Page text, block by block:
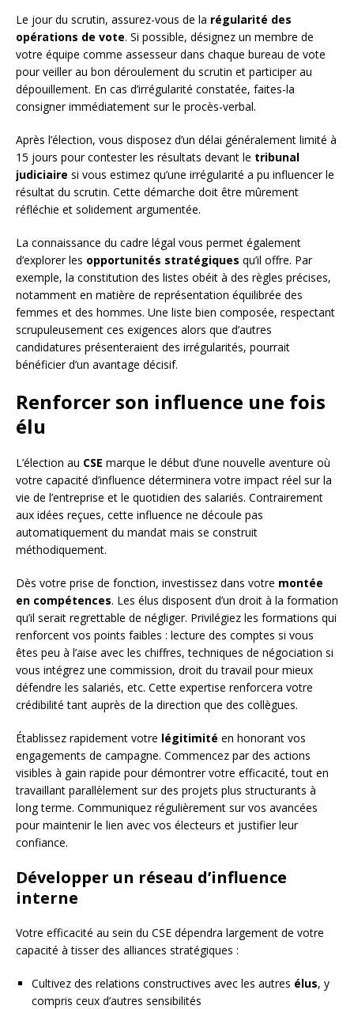
Le jour du scrutin, assurez-vous de la régularité des
opérations de vote. Si possible, désignez un membre de
votre équipe comme assesseur dans chaque bureau de vote
pour veiller au bon déroulement du scrutin et participer au
dépouillement. En cas d’irrégularité constatée, faites-la
consigner immédiatement sur le procès-verbal.
Après l’élection, vous disposez d’un délai généralement limité à
15 jours pour contester les résultats devant le tribunal
judiciaire si vous estimez qu’une irrégularité a pu influencer le
résultat du scrutin. Cette démarche doit être mûrement
réfléchie et solidement argumentée.
La connaissance du cadre légal vous permet également
d’explorer les opportunités stratégiques qu’il offre. Par
exemple, la constitution des listes obéit à des règles précises,
notamment en matière de représentation équilibrée des
femmes et des hommes. Une liste bien composée, respectant
scrupuleusement ces exigences alors que d’autres
candidatures présenteraient des irrégularités, pourrait
bénéficier d’un avantage décisif.
Renforcer son influence une fois
élu
L’élection au CSE marque le début d’une nouvelle aventure où
votre capacité d’influence déterminera votre impact réel sur la
vie de l’entreprise et le quotidien des salariés. Contrairement
aux idées reçues, cette influence ne découle pas
automatiquement du mandat mais se construit
méthodiquement.
Dès votre prise de fonction, investissez dans votre montée
en compétences. Les élus disposent d’un droit à la formation
qu’il serait regrettable de négliger. Privilégiez les formations qui
renforcent vos points faibles : lecture des comptes si vous
êtes peu à l’aise avec les chiffres, techniques de négociation si
vous intégrez une commission, droit du travail pour mieux
défendre les salariés, etc. Cette expertise renforcera votre
crédibilité tant auprès de la direction que des collègues.
Établissez rapidement votre légitimité en honorant vos
engagements de campagne. Commencez par des actions
visibles à gain rapide pour démontrer votre efficacité, tout en
travaillant parallèlement sur des projets plus structurants à
long terme. Communiquez régulièrement sur vos avancées
pour maintenir le lien avec vos électeurs et justifier leur
confiance.
Développer un réseau d’influence
interne
Votre efficacité au sein du CSE dépendra largement de votre
capacité à tisser des alliances stratégiques :
Cultivez des relations constructives avec les autres élus, y
compris ceux d’autres sensibilités